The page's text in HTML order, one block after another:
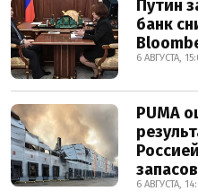
Путин
банк
6 АВГУСТА,
PUMA
запасов
6 АВГУСТА,